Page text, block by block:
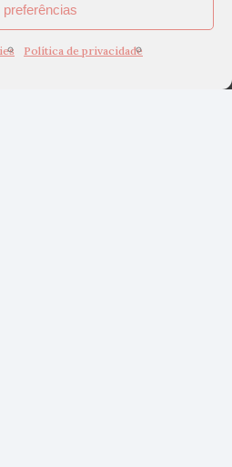
preferências
Política de privacidade